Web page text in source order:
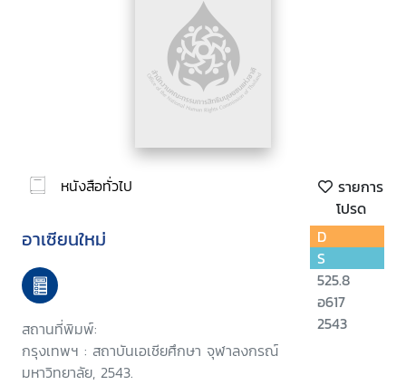
หนังสือทั่วไป
รายการ
โปรด
อาเซียนใหม่
สถานที่พิมพ์:
กรุงเทพฯ : สถาบันเอเชียศึกษา จุฬาลงกรณ์
มหาวิทยาลัย, 2543.
D
S
525.8
อ617
2543